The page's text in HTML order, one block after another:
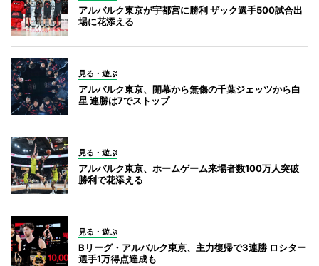
アルバルク東京が宇都宮に勝利 ザック選手500試合出
場に花添える
見る・遊ぶ
アルバルク東京、開幕から無傷の千葉ジェッツから白
星 連勝は7でストップ
見る・遊ぶ
アルバルク東京、ホームゲーム来場者数100万人突破
勝利で花添える
見る・遊ぶ
Bリーグ・アルバルク東京、主力復帰で3連勝 ロシター
選手1万得点達成も